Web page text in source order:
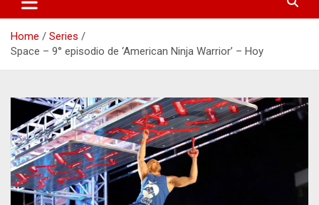
Home
Series
Space – 9° episodio de ‘American Ninja Warrior’ – Hoy